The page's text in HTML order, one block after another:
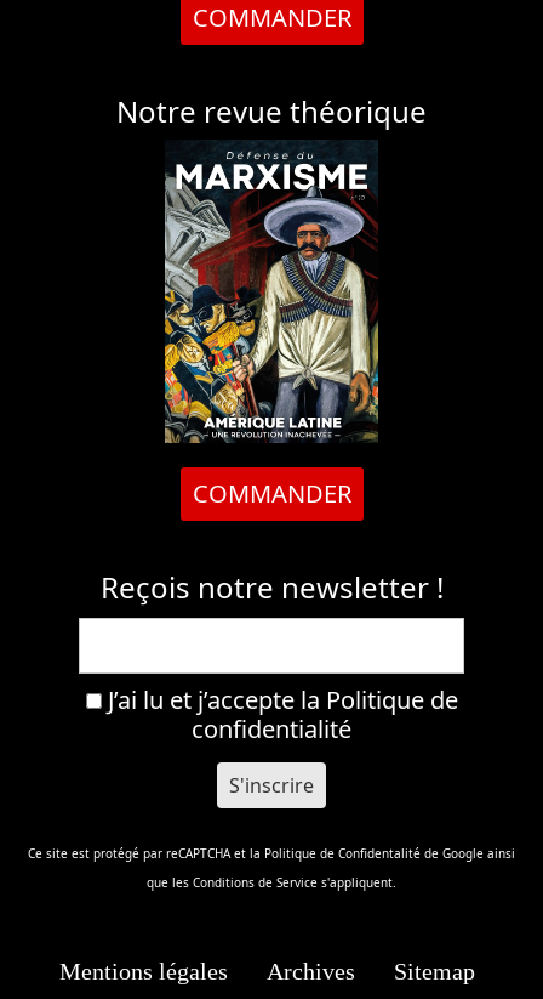
COMMANDER
Notre revue théorique
COMMANDER
Reçois notre newsletter !
J’ai lu et j’accepte la Politique de
confidentialité
Ce site est protégé par reCAPTCHA et la Politique de Confidentalité de Google ainsi
que les Conditions de Service s'appliquent.
Mentions légales Archives Sitemap